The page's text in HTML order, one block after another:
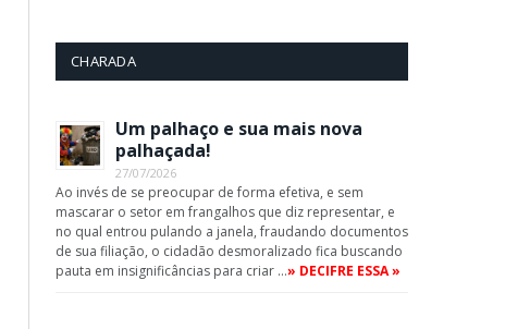
CHARADA
Um palhaço e sua mais nova
palhaçada!
27/07/2026
Ao invés de se preocupar de forma efetiva, e sem
mascarar o setor em frangalhos que diz representar, e
no qual entrou pulando a janela, fraudando documentos
de sua filiação, o cidadão desmoralizado fica buscando
pauta em insignificâncias para criar …» DECIFRE ESSA »